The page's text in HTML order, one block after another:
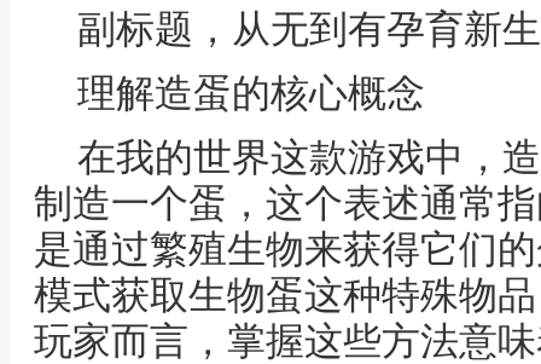
副标题，从无到有孕育新
理解造蛋的核心概念
在我的世界这款游戏中，
制造一个蛋，这个表述通常
是通过繁殖生物来获得它们
模式获取生物蛋这种特殊物
玩家而言，掌握这些方法意